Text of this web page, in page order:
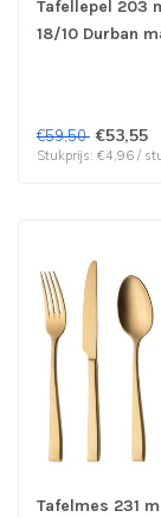
Tafellepel 203
18/10 Durban
€59,50 €53,55
Stukprijs: €4,96 /
Tafelmes 231